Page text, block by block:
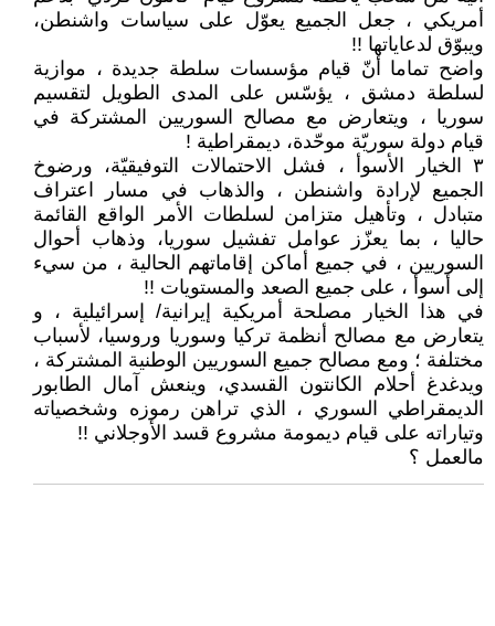
أمريكي ، جعل الجميع يعوّل على سياسات واشنطن،
ويبوّق لدعاياتها !!
واضح تماما أنّ قيام مؤسسات سلطة جديدة ، موازية
لسلطة دمشق ، يؤسّس على المدى الطويل لتقسيم
سوريا ، ويتعارض مع مصالح السوريين المشتركة في
قيام دولة سوريّة موحّدة، ديمقراطية !
٣ الخيار الأسوأ ، فشل الاحتمالات التوفيقيّة، ورضوخ
الجميع لإرادة واشنطن ، والذهاب في مسار اعتراف
متبادل ، وتأهيل متزامن لسلطات الأمر الواقع القائمة
حاليا ، بما يعزّز عوامل تفشيل سوريا، وذهاب أحوال
السوريين ، في جميع أماكن إقاماتهم الحالية ، من سيء
إلى أسوأ ، على جميع الصعد والمستويات !!
في هذا الخيار مصلحة أمريكية إيرانية/ إسرائيلية ، و
يتعارض مع مصالح أنظمة تركيا وسوريا وروسيا، لأسباب
مختلفة ؛ ومع مصالح جميع السوريين الوطنية المشتركة ،
ويدغدغ أحلام الكانتون القسدي، وينعش آمال الطابور
الديمقراطي السوري ، الذي تراهن رموزه وشخصياته
وتياراته على قيام ديمومة مشروع قسد الأوجلاني !!
مالعمل ؟